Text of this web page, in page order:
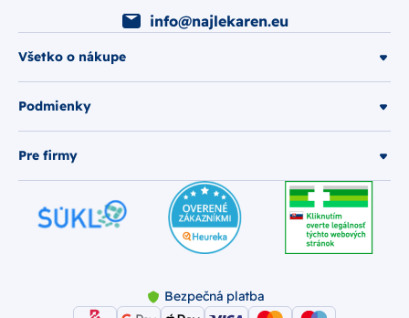
Všetko o nákupe
Podmienky
Pre firmy
info@najlekaren.eu
Bezpečná platba